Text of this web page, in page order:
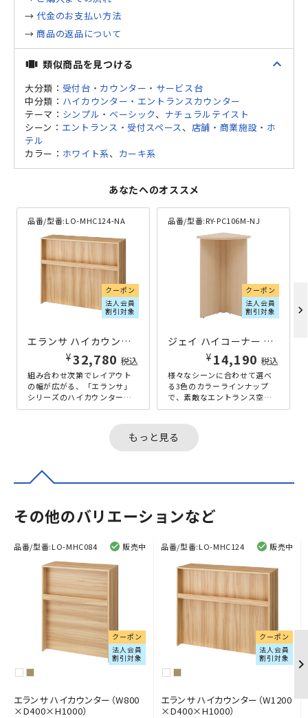
→代金のお支払い方法
→ 商品の返品について
view_carousel 類似商品を見つける expand_less
大分類： 受付台・カウンター・サービス台
中分類： ハイカウンター・エントランスカウンター
テーマ： シンプル・ベーシック、 ナチュラルテイスト
シーン： エントランス・受付スペース 、 店舗・商業施設・ホ
テル
カラー： ホワイト系、 カーキ系
あなたへのオススメ
品番/型番:LO-MHC124-NA
クーポン
法人会員
割引対象
エランサ ハイカウンター W1200×D400×H1000 ナチュラル
¥32,780 税込
組み合わせ次第でレイアウト
の幅が広がる、「エランサ」
シリーズのハイカウンターの
横幅1200mmタイプです。同
品番/型番:RY-PC106M-NJ
クーポン
法人会員
割引対象
ジェイ ハイコーナー W450×D450×H1000 ナチュラル
¥ 14,190 税込
様々なシーンに合わせて選べ
る3色のカラーラインナップ
で、素敵なエントランス空間
を実現する、「ジェイ」シリ
っておりま...
chevron_right
もっと見る
その他のバリエーションなど
品番/型番:LO-MHC084 販売中
クーポン
法人会員
割引対象
エランサ ハイカウンター（W800
×D400×H1000）
品番/型番:LO-MHC124 販売中
クーポン
法人会員
割引対象
エランサ ハイカウンター（W1200
×D400×H1000）